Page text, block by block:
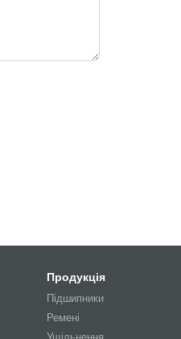
Продукція
Підшипники
Ремені